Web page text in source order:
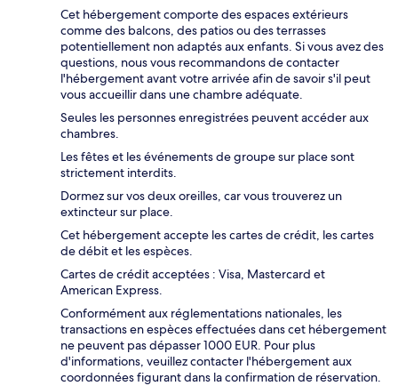
Cet hébergement comporte des espaces extérieurs
comme des balcons, des patios ou des terrasses
potentiellement non adaptés aux enfants. Si vous avez des
questions, nous vous recommandons de contacter
l'hébergement avant votre arrivée afin de savoir s'il peut
vous accueillir dans une chambre adéquate.
Seules les personnes enregistrées peuvent accéder aux
chambres.
Les fêtes et les événements de groupe sur place sont
strictement interdits.
Dormez sur vos deux oreilles, car vous trouverez un
extincteur sur place.
Cet hébergement accepte les cartes de crédit, les cartes
de débit et les espèces.
Cartes de crédit acceptées : Visa, Mastercard et
American Express.
Conformément aux réglementations nationales, les
transactions en espèces effectuées dans cet hébergement
ne peuvent pas dépasser 1000 EUR. Pour plus
d'informations, veuillez contacter l'hébergement aux
coordonnées figurant dans la confirmation de réservation.